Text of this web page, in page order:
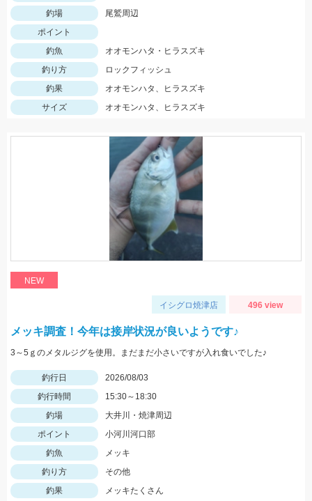
釣場
尾鷲周辺
ポイント
釣魚
オオモンハタ・ヒラスズキ
釣り方
ロックフィッシュ
釣果
オオモンハタ、ヒラスズキ
サイズ
オオモンハタ、ヒラスズキ
NEW
イシグロ焼津店 496 view
メッキ調査！今年は接岸状況が良いようです♪
3～5ｇのメタルジグを使用。まだまだ小さいですが入れ食いでした♪
釣行日
2026/08/03
釣行時間
15:30～18:30
釣場
大井川・焼津周辺
ポイント
小河川河口部
釣魚
メッキ
釣り方
その他
釣果
メッキたくさん